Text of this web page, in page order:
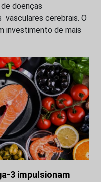
doenças
cerebrais. O
investimento de mais
3 impulsionam